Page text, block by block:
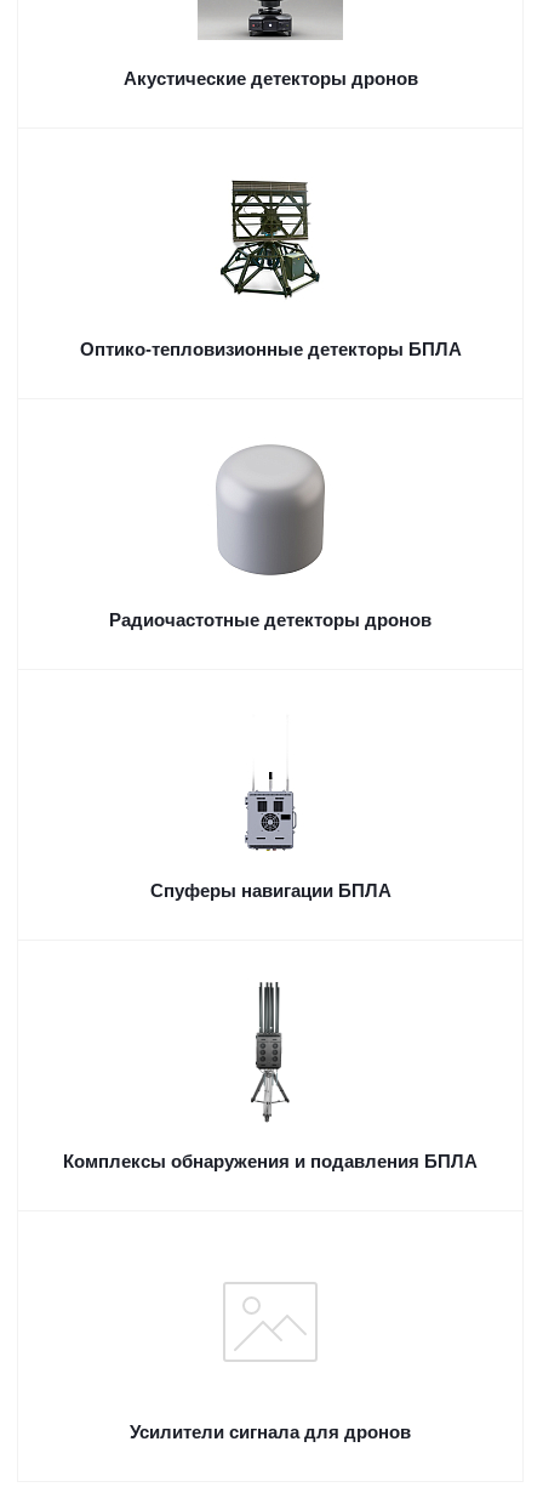
Акустические детекторы дронов
Оптико-тепловизионные детекторы БПЛА
Радиочастотные детекторы дронов
Спуферы навигации БПЛА
Комплексы обнаружения и подавления БПЛА
Усилители сигнала для дронов